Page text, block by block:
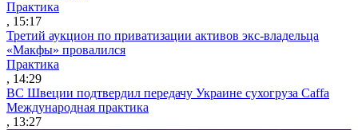
Практика
, 15:17
Третий аукцион по приватизации активов экс-владельца
«Макфы» провалился
Практика
, 14:29
ВС Швеции подтвердил передачу Украине сухогруза Caffa
Международная практика
, 13:27